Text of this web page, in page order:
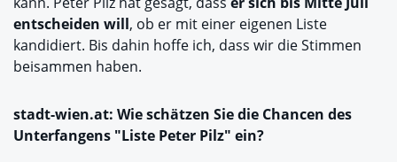
entscheiden will, ob er mit einer eigenen Liste
kandidiert. Bis dahin hoffe ich, dass wir die Stimmen
beisammen haben.
stadt-wien.at: Wie schätzen Sie die Chancen des
Unterfangens "Liste Peter Pilz" ein?